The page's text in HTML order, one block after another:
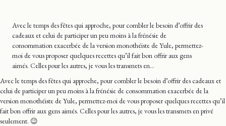
Avec le temps des fêtes qui approche, pour combler le besoin d’offrir des
cadeaux et celui de participer un peu moins à la frénésie de
consommation exacerbée de la version monothéiste de Yule, permettez-
moi de vous proposer quelques recettes qu’il fait bon offrir aux gens
aimés. Celles pour les autres, je vous les transmets en…
Avec le temps des fêtes qui approche, pour combler le besoin d’offrir des cadeaux et
celui de participer un peu moins à la frénésie de consommation exacerbée de la
version monothéiste de Yule, permettez-moi de vous proposer quelques recettes qu’il
fait bon offrir aux gens aimés. Celles pour les autres, je vous les transmets en privé
seulement. 😉